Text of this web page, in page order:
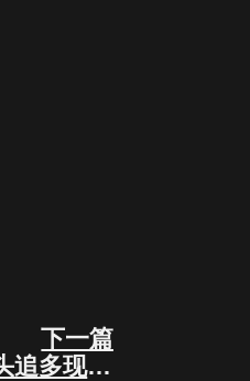
下一篇
请留好你的子弹！不要盲目上头追多现在！